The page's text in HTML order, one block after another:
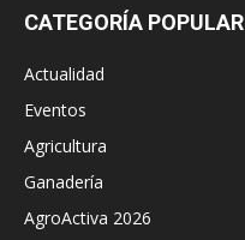
CATEGORÍA POPULAR
Actualidad
Eventos
Agricultura
Ganadería
AgroActiva 2026